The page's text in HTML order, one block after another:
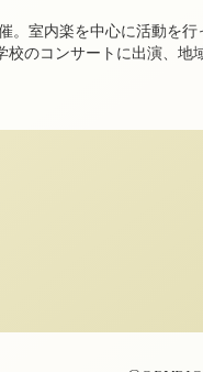
室内楽を中心に活動を行
のコンサートに出演、地